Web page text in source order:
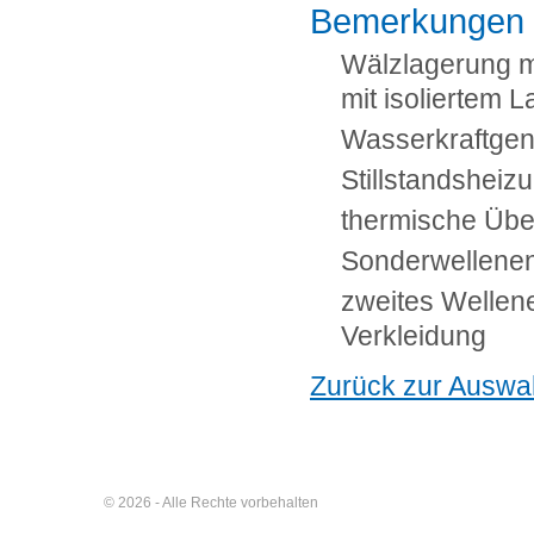
Bemerkungen
Wälzlagerung
mit isoliertem
thermische
zweites
Verkleidung
Zurück zur
© 2026 - Alle Rechte vorbehalten